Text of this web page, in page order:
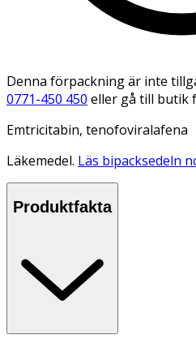
Denna förpackning är inte
0771-450 450 eller gå till butik
Emtricitabin, tenofoviralafena
Läkemedel. Läs bipacksedeln
Produktfakta